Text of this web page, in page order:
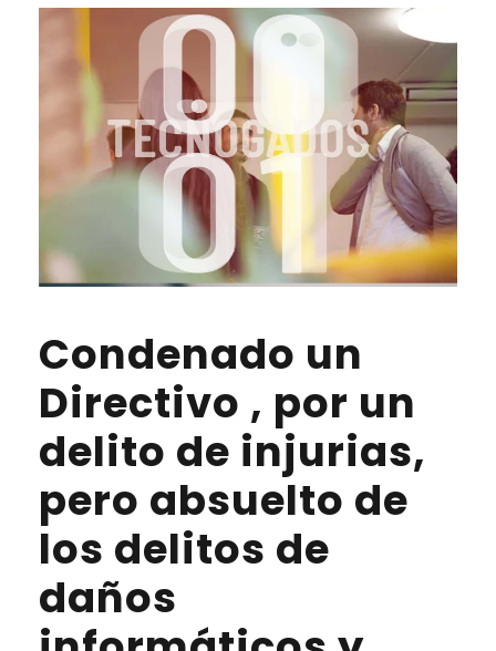
Condenado un
Directivo , por un
delito de injurias,
pero absuelto de
los delitos de
daños